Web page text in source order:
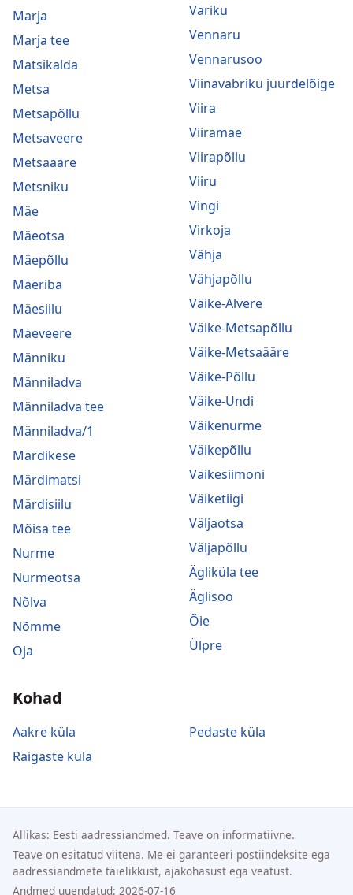
Marja
Marja tee
Matsikalda
Metsa
Metsapõllu
Metsaveere
Metsaääre
Metsniku
Mäe
Mäeotsa
Mäepõllu
Mäeriba
Mäesiilu
Mäeveere
Männiku
Männiladva
Männiladva tee
Männiladva/1
Märdikese
Märdimatsi
Märdisiilu
Mõisa tee
Nurme
Nurmeotsa
Nõlva
Nõmme
Oja
Variku
Vennaru
Vennarusoo
Viinavabriku juurdelõige
Viira
Viiramäe
Viirapõllu
Viiru
Vingi
Virkoja
Vähja
Vähjapõllu
Väike-Alvere
Väike-Metsapõllu
Väike-Metsaääre
Väike-Põllu
Väike-Undi
Väikenurme
Väikepõllu
Väikesiimoni
Väiketiigi
Väljaotsa
Väljapõllu
Ägliküla tee
Äglisoo
Õie
Ülpre
Kohad
Aakre küla
Raigaste küla
Pedaste küla
Allikas: Eesti aadressiandmed. Teave on informatiivne.
Teave on esitatud viitena. Me ei garanteeri postiindeksite ega
aadressiandmete täielikkust, ajakohasust ega veatust.
Andmed uuendatud: 2026-07-16